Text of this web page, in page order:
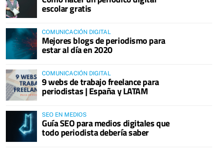
escolar gratis
COMUNICACIÓN DIGITAL
Mejores blogs de periodismo para
estar al día en 2020
COMUNICACIÓN DIGITAL
9 webs de trabajo freelance para
periodistas | España y LATAM
SEO EN MEDIOS
Guía SEO para medios digitales que
todo periodista debería saber